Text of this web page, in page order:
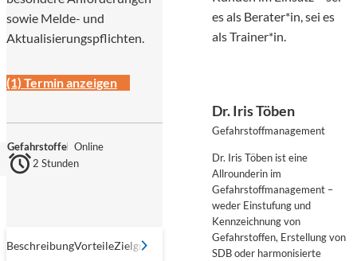
sowie Melde- und
Aktualisierungspflichten.
(1) Termin anzeigen
Gefahrstoffe Online
2 Stunden
BeschreibungVorteileZielgruppe ReferierendeMethodik
es als Berater*in, sei es
als Trainer*in.
Dr. Iris Töben
Gefahrstoffmanagement
Dr. Iris Töben ist eine
Allrounderin im
Gefahrstoffmanagement –
weder Einstufung und
Kennzeichnung von
Gefahrstoffen, Erstellung von
SDB oder harmonisierte